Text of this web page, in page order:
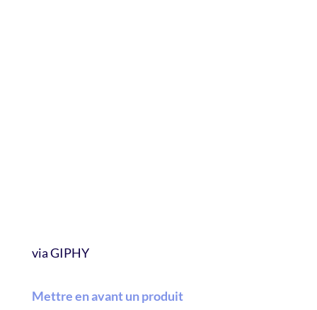
via GIPHY
Mettre en avant un produit